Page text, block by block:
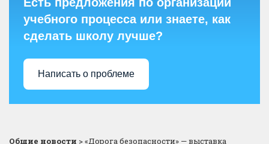
учебного процесса или знаете, как
сделать школу лучше?
Написать о проблеме
Общие новости >«Дорога безопасности» — выставка